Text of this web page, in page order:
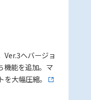
Ver.3へバージョ
機能を追加。マ
大幅圧縮。